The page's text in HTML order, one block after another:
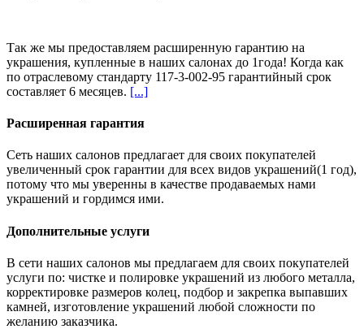
Так же мы предоставляем расширенную гарантию на
украшения, купленные в наших салонах до 1года! Когда как
по отраслевому стандарту 117-3-002-95 гарантийный срок
составляет 6 месяцев. [...]
Расширенная гарантия
Сеть наших салонов предлагает для своих покупателей
увеличенный срок гарантии для всех видов украшений(1 год),
потому что мы уверенны в качестве продаваемых нами
украшений и гордимся ими.
Дополнительные услуги
В сети наших салонов мы предлагаем для своих покупателей
услуги по: чистке и полировке украшений из любого металла,
корректировке размеров колец, подбор и закрепка выпавших
камней, изготовление украшений любой сложности по
желанию заказчика.